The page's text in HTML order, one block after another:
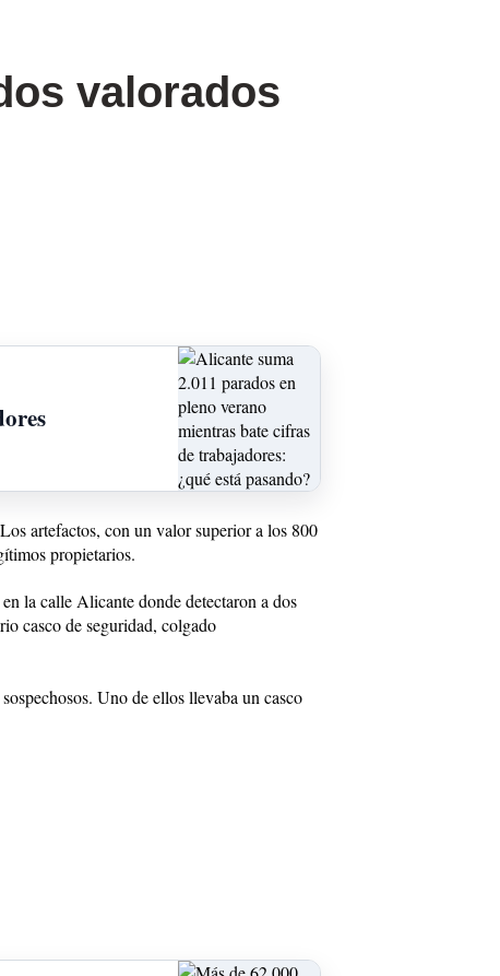
valorados
artefactos, con un valor superior a los 800
propietarios.
la calle Alicante donde detectaron a dos
casco de seguridad, colgado
Uno de ellos llevaba un casco